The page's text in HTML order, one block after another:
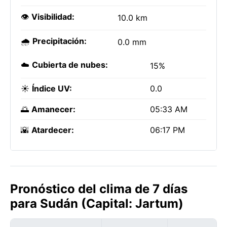
👁️ Visibilidad: 10.0 km
🌧️ Precipitación: 0.0 mm
☁️ Cubierta de nubes: 15%
☀️ Índice UV: 0.0
🌅 Amanecer: 05:33 AM
🌇 Atardecer: 06:17 PM
Pronóstico del clima de 7 días
para Sudán (Capital: Jartum)